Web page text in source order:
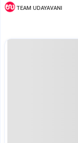
TEAM UDAYAVANI